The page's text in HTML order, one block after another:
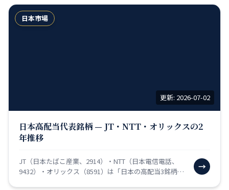
日本市場
更新: 2026-07-02
日本高配当代表銘柄 — JT・NTT・オリックスの2
年推移
JT（日本たばこ産業、2914）・NTT（日本電信電話、
9432）・オリックス（8591）は「日本の高配当3銘柄」
→